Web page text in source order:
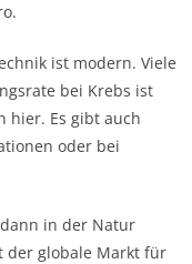
ist modern. Viele
bei Krebs ist
hier. Es gibt auch
oder bei
in der Natur
der globale Markt für